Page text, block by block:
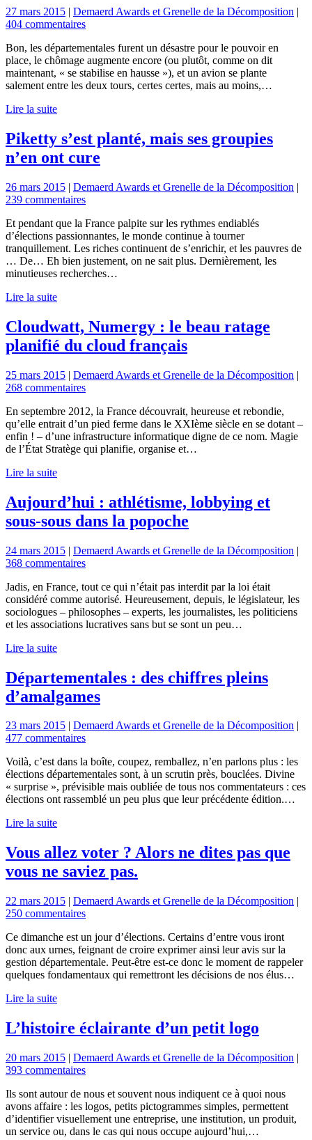
27 mars 2015 | Demaerd Awards et Grenelle de la Décomposition |
404 commentaires
Bon, les départementales furent un désastre pour le pouvoir en
place, le chômage augmente encore (ou plutôt, comme on dit
maintenant, « se stabilise en hausse »), et un avion se plante
salement entre les deux tours, certes certes, mais au moins,…
Lire la suite
Piketty s’est planté, mais ses groupies
n’en ont cure
26 mars 2015 | Demaerd Awards et Grenelle de la Décomposition |
239 commentaires
Et pendant que la France palpite sur les rythmes endiablés
d’élections passionnantes, le monde continue à tourner
tranquillement. Les riches continuent de s’enrichir, et les pauvres de
… De… Eh bien justement, on ne sait plus. Dernièrement, les
minutieuses recherches…
Lire la suite
Cloudwatt, Numergy : le beau ratage
planifié du cloud français
25 mars 2015 | Demaerd Awards et Grenelle de la Décomposition |
268 commentaires
En septembre 2012, la France découvrait, heureuse et rebondie,
qu’elle entrait d’un pied ferme dans le XXIème siècle en se dotant –
enfin ! – d’une infrastructure informatique digne de ce nom. Magie
de l’État Stratège qui planifie, organise et…
Lire la suite
Aujourd’hui : athlétisme, lobbying et
sous-sous dans la popoche
24 mars 2015 | Demaerd Awards et Grenelle de la Décomposition |
368 commentaires
Jadis, en France, tout ce qui n’était pas interdit par la loi était
considéré comme autorisé. Heureusement, depuis, le législateur, les
sociologues – philosophes – experts, les journalistes, les politiciens
et les associations lucratives sans but se sont un peu…
Lire la suite
Départementales : des chiffres pleins
d’amalgames
23 mars 2015 Demaerd Awards et Grenelle de la Décomposition
477 commentaires
Voilà, c’est dans la boîte, coupez, remballez, n’en parlons plus : les
élections départementales sont, à un scrutin près, bouclées. Divine
« surprise », prévisible mais oubliée de tous nos commentateurs : ces
élections ont rassemblé un peu plus que leur précédente édition.…
Lire la suite
Vous allez voter ? Alors ne dites pas que
vous ne saviez pas.
22 mars 2015 | Demaerd Awards et Grenelle de la Décomposition |
250 commentaires
Ce dimanche est un jour d’élections. Certains d’entre vous iront
donc aux urnes, feignant de croire exprimer ainsi leur avis sur la
gestion départementale. Peut-être est-ce donc le moment de rappeler
quelques fondamentaux qui remettront les décisions de nos élus…
Lire la suite
L’histoire éclairante d’un petit logo
20 mars 2015 | Demaerd Awards et Grenelle de la Décomposition |
393 commentaires
Ils sont autour de nous et souvent nous indiquent ce à quoi nous
avons affaire : les logos, petits pictogrammes simples, permettent
d’identifier visuellement une entreprise, une institution, un produit,
un service ou, dans le cas qui nous occupe aujourd’hui,…